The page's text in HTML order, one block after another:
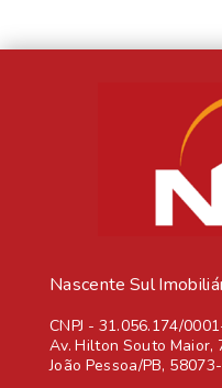
Nascente Sul
CNPJ - 31.056.174/
Av. Hilton Souto Maior,
João Pessoa/PB,